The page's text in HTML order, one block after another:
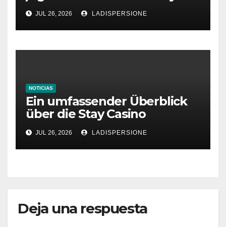
aumentar tus ganancias
JUL 26, 2026 LADISPERSIONE
NOTICIAS
Ein umfassender Überblick
über die Stay Casino
Bonusbedingungen
JUL 26, 2026 LADISPERSIONE
Deja una respuesta